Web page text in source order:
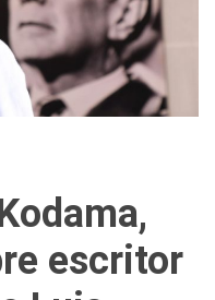
escritor